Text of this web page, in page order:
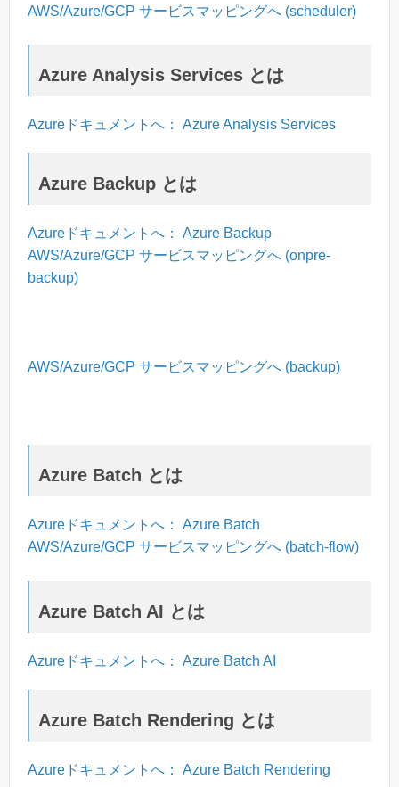
AWS/Azure/GCP サービスマッピングへ (scheduler)
Azure Analysis Services とは
Azureドキュメントへ： Azure Analysis Services
Azure Backup とは
Azureドキュメントへ： Azure Backup
AWS/Azure/GCP サービスマッピングへ (onpre-
backup)
AWS/Azure/GCP サービスマッピングへ (backup)
Azure Batch とは
Azureドキュメントへ： Azure Batch
AWS/Azure/GCP サービスマッピングへ (batch-flow)
Azure Batch AI とは
Azureドキュメントへ： Azure Batch AI
Azure Batch Rendering とは
Azureドキュメントへ： Azure Batch Rendering